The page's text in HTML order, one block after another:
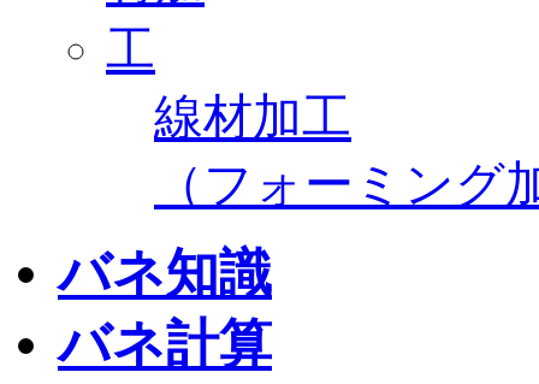
線材加工
（フォーミング
バネ知識
バネ計算